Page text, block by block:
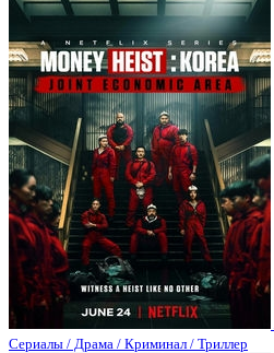
Сериалы / Драма / Криминал / Триллер